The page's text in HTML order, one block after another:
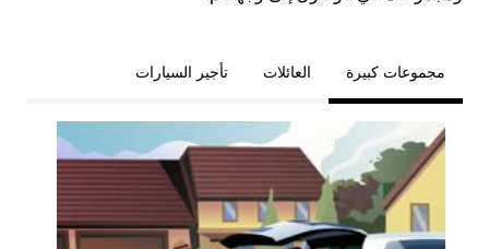
مجموعات كبيرة العائلات تأجير السيارات